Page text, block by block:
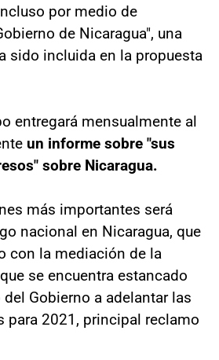
por medio de
de Nicaragua", una
sido incluida en la propuesta
entregará mensualmente al
un informe sobre "sus
sobre Nicaragua.
más importantes será
nacional en Nicaragua, que
con la mediación de la
se encuentra estancado
Gobierno a adelantar las
para 2021, principal reclamo